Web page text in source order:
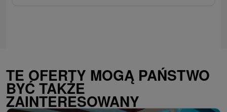
TE OFERTY MOGĄ PAŃSTWO
BYĆ TAKŻE
ZAINTERESOWANY